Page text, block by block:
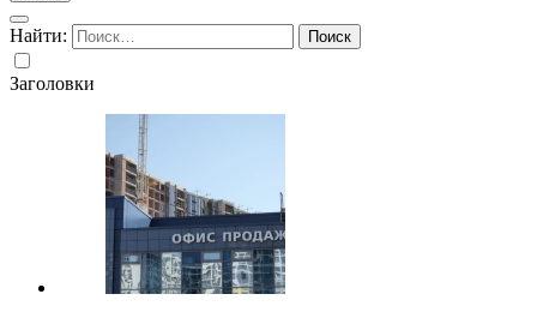
Найти:
Заголовки